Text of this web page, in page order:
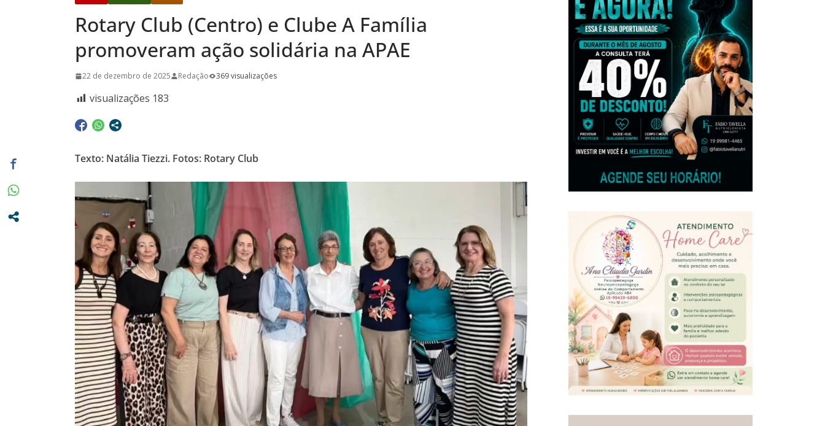
Conhecimento e Cidadania:
Confira as palestras que
acontecerão em agosto
pela Escola do Legislativo
Rotary Club (Centro) e Clube A Família
promoveram ação solidária na APAE
22 de dezembro de 2025 Redação 369 visualizações
visualizações 183
Texto: Natália Tiezzi. Fotos: Rotary Club